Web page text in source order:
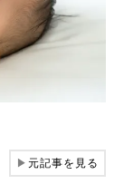
▶元記事を見る